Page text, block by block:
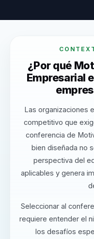
¿Por qué
Empresarial
Las organizaciones
competitivo que
conferencia de
bien diseñada no
perspectiva del
aplicables y genera
Seleccionar al
requiere entender el
los desafíos